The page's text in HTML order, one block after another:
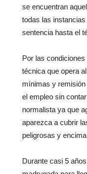
se encuentran
todas las
sentencia hasta el
Por las
técnica que opera
mínimas y
el empleo sin
normalista ya que
aparezca a cubrir
peligrosas y
Durante casi 5